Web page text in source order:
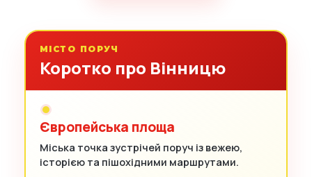
МІСТО ПОРУЧ
Коротко про Вінницю
Європейська площа
Міська точка зустрічей поруч із вежею,
історією та пішохідними маршрутами.